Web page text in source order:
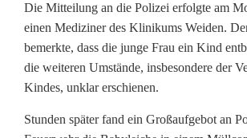
y
h
a
Die Mitteilung an die Polizei erfolgte am
einen Mediziner des Klinikums Weiden.
bemerkte, dass die junge Frau ein Kind
die weiteren Umstände, insbesondere der
Kindes, unklar erschienen.
Stunden später fand ein Großaufgebot an